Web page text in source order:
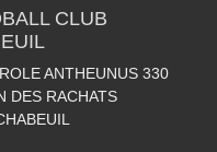
CLUB
ANTHEUNUS 330
DES RACHATS